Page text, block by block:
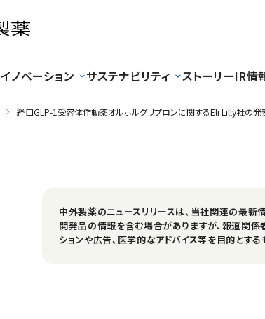
イノベーション サステナビリティ ストーリーIR情
経口GLP-1受容体作動薬オルホルグリプロンに関するEli Lilly社の発
中外製薬のニュースリリースは、当社関連の最
開発品の情報を含む場合がありますが、報道関係
ションや広告、医学的なアドバイス等を目的とする